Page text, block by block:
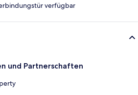
verfügbar
und Partnerschaften